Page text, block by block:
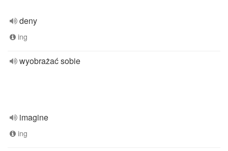
deny
ing
wyobrażać sobie
imagine
ing